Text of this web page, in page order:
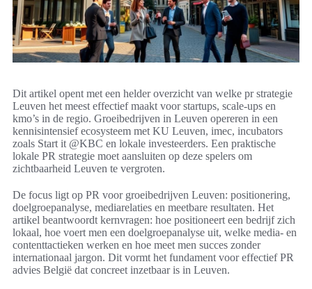
Dit artikel opent met een helder overzicht van welke pr strategie
Leuven het meest effectief maakt voor startups, scale-ups en
kmo’s in de regio. Groeibedrijven in Leuven opereren in een
kennisintensief ecosysteem met KU Leuven, imec, incubators
zoals Start it @KBC en lokale investeerders. Een praktische
lokale PR strategie moet aansluiten op deze spelers om
zichtbaarheid Leuven te vergroten.
De focus ligt op PR voor groeibedrijven Leuven: positionering,
doelgroepanalyse, mediarelaties en meetbare resultaten. Het
artikel beantwoordt kernvragen: hoe positioneert een bedrijf zich
lokaal, hoe voert men een doelgroepanalyse uit, welke media- en
contenttactieken werken en hoe meet men succes zonder
internationaal jargon. Dit vormt het fundament voor effectief PR
advies België dat concreet inzetbaar is in Leuven.